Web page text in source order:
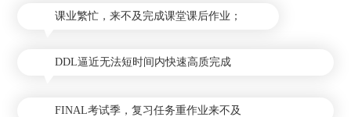
课业繁忙，来不及完成课堂课后作业；
DDL逼近无法短时间内快速高质完成
FINAL考试季，复习任务重作业来不及